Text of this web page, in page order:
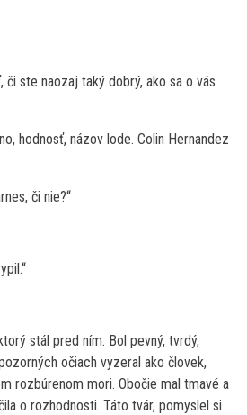
či ste naozaj taký dobrý, ako sa o vás
hodnosť, názov lode. Colin Hernandez
či nie?“
stál pred ním. Bol pevný, tvrdý,
očiach vyzeral ako človek,
rozbúrenom mori. Obočie mal tmavé a
o rozhodnosti. Táto tvár, pomyslel si